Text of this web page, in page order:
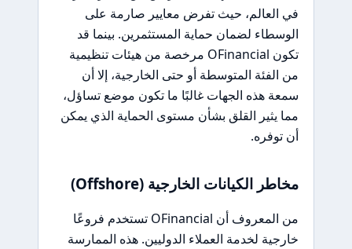
في العالم، حيث تفرض معايير صارمة على
الوسطاء لضمان حماية المستثمرين. بينما قد
تكون OFinancial مرخصة من هيئات تنظيمية
من الفئة المتوسطة أو حتى الخارجية، إلا أن
سمعة هذه الجهات غالبًا ما تكون موضع تساؤل،
مما يثير القلق بشأن مستوى الحماية الذي يمكن
أن توفره.
مخاطر الكيانات الخارجية (Offshore)
من المعروف أن OFinancial تستخدم فروعًا
خارجية لخدمة العملاء الدوليين. هذه الممارسة